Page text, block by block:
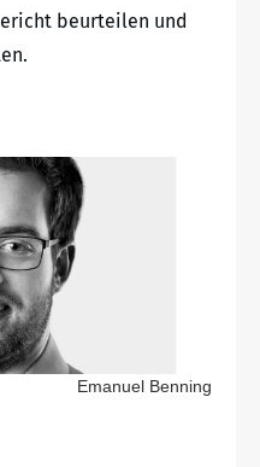
beurteilen und
Emanuel Benning